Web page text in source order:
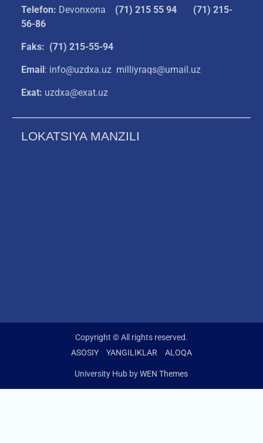
Telefon: Devonxona (71) 215 55 94
(71) 215-
56-86
Faks: (71) 215-55-94
Email: info@uzdxa.uz milliyraqs@umail.uz
Exat: uzdxa@exat.uz
LOKATSIYA MANZILI
Copyright © All rights reserved.
ASOSIY
YANGILIKLAR ALOQA
University Hub byWEN Themes